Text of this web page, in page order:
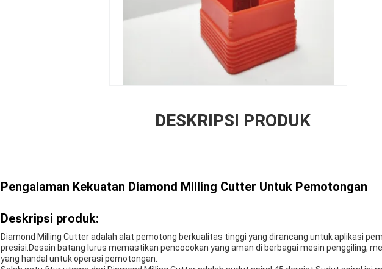
DESKRIPSI PRODUK
Pengalaman Kekuatan Diamond Milling Cutter Untuk Pemotongan
Deskripsi produk:
Diamond Milling Cutter adalah alat pemotong berkualitas tinggi yang dirancang untuk aplikasi
presisi.Desain batang lurus memastikan pencocokan yang aman di berbagai mesin penggiling,
yang handal untuk operasi pemotongan.